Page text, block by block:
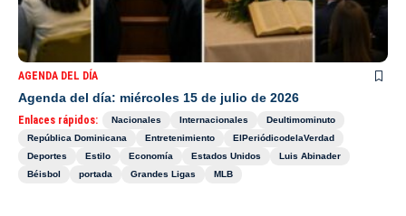
AGENDA DEL DÍA
Agenda del día: miércoles 15 de julio de 2026
Enlaces rápidos: Nacionales Internacionales
Deultimominuto
República Dominicana
Entretenimiento
ElPeriódicodelaVerdad
Deportes
Estilo Economía Estados Unidos
Luis Abinader
Béisbol
portada Grandes Ligas MLB